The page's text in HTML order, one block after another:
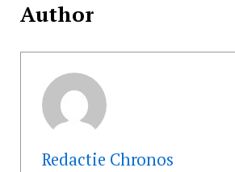
Author
Redactie Chronos